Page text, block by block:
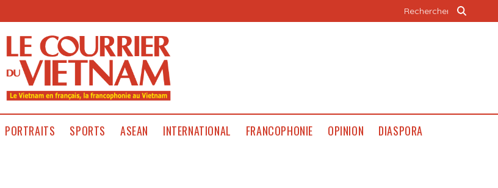
PORTRAITS SPORTS ASEAN INTERNATIONAL FRANCOPHONIE OPINION DIASPORA